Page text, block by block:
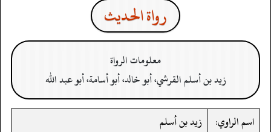
رواة الحدیث
معلومات الرواة
زيد بن أسلم القرشي، أبو خالد، أبو أسامة، أبو عبد الله
اسم الراوي:
زيد بن أسلم